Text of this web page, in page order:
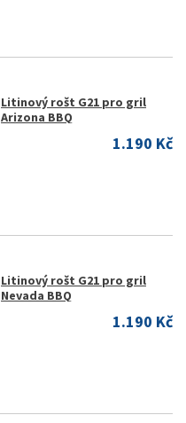
Litinový rošt G21 pro gril
Arizona BBQ
1.190 Kč
Litinový rošt G21 pro gril
Nevada BBQ
1.190 Kč